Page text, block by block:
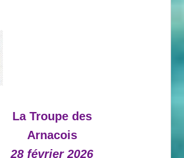
La Troupe des
Arnacois
28 février 2026